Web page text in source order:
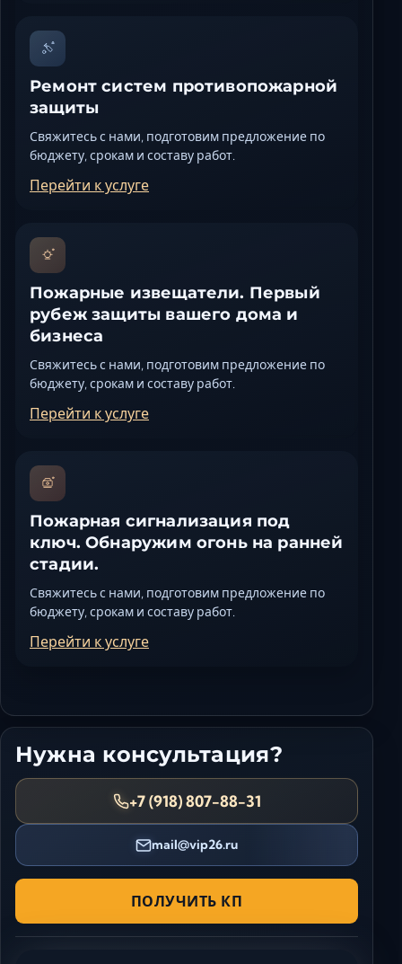
Ремонт систем противопожарной
защиты
Свяжитесь с нами, подготовим предложение по
бюджету, срокам и составу работ.
Перейти к услуге
Пожарные извещатели. Первый
рубеж защиты вашего дома и
бизнеса
Свяжитесь с нами, подготовим предложение по
бюджету, срокам и составу работ.
Перейти к услуге
Пожарная сигнализация под
ключ. Обнаружим огонь на ранней
стадии.
Свяжитесь с нами, подготовим предложение по
бюджету, срокам и составу работ.
Перейти к услуге
Нужна консультация?
+7 (918) 807-88-31
mail@vip26.ru
ПОЛУЧИТЬ КП